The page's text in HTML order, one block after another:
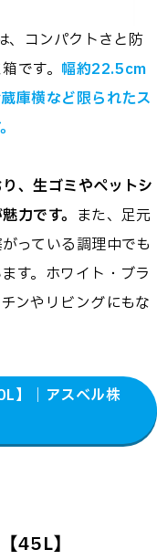
、コンパクトさと防
です。 幅約22.5cm
庫横など限られたス
、生ゴミやペットシ
力です。 また、足元
っている調理中でも
す。ホワイト・ブラ
ンやリビングにもな
】｜アスベル株
45L】